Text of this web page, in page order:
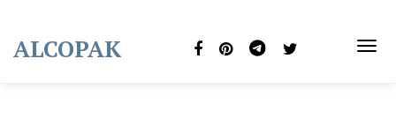
content
ALCOPAK